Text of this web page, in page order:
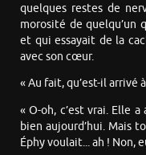
quelques restes de
morosité de quelqu’un
et qui essayait de la
avec son cœur.
« Au fait, qu’est-il arrivé
« O-oh, c’est vrai. Elle
bien aujourd’hui. Mais
Éphy voulait... ah ! Non,